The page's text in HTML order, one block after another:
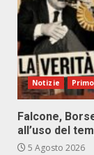
Notizie
Falcone,
all’uso del
5 Agosto 2026